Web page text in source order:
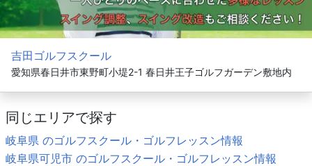
吉田ゴルフスクール
愛知県春日井市東野町小堤2-1 春日井王子ゴルフガーデン敷地内
同じエリアで探す
岐阜県 のゴルフスクール・ゴルフレッスン情報
岐阜県可児市 のゴルフスクール・ゴルフレッスン情報